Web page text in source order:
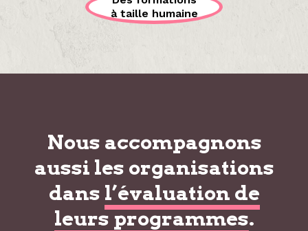
à taille humaine
Nous accompagnons
aussi les organisations
dans l’évaluation de
leurs programmes.